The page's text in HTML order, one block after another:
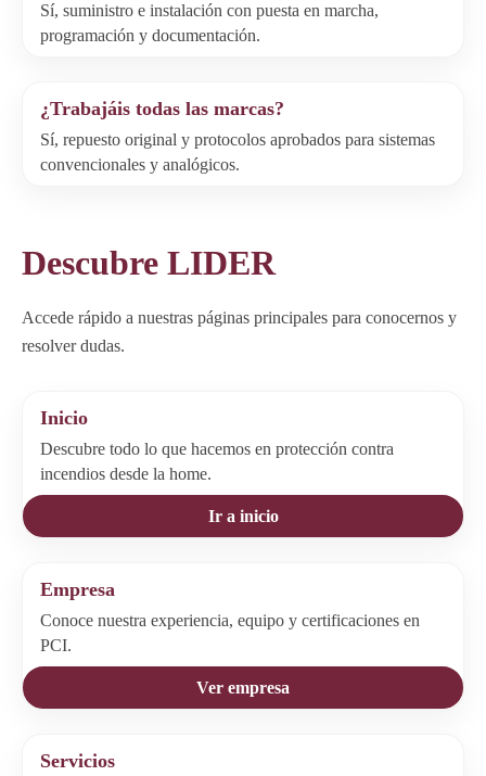
Sí, suministro e instalación con puesta en marcha,
programación y documentación.
¿Trabajáis todas las marcas?
Sí, repuesto original y protocolos aprobados para sistemas
convencionales y analógicos.
Descubre LIDER
Accede rápido a nuestras páginas principales para conocernos y
resolver dudas.
Inicio
Descubre todo lo que hacemos en protección contra
incendios desde la home.
Ir a inicio
Empresa
Conoce nuestra experiencia, equipo y certificaciones en
PCI.
Ver empresa
Servicios